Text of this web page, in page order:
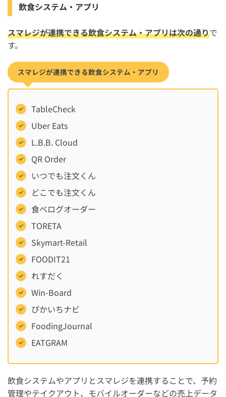
飲食システム・アプリ
スマレジが連携できる飲食システム・アプリは次の通りで
す。
スマレジが連携できる飲食システム・アプリ
TableCheck
Uber Eats
L.B.B. Cloud
QR Order
いつでも注文くん
どこでも注文くん
食べログオーダー
TORETA
Skymart-Retail
FOODIT21
れすだく
Win-Board
ぴかいちナビ
FoodingJournal
EATGRAM
飲食システムやアプリとスマレジを連携することで、予約
管理やテイクアウト、モバイルオーダーなどの売上データ